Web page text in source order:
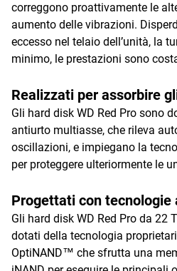
correggono proattivamente le
aumento delle vibrazioni.
eccesso nel telaio dell’unità, la
minimo, le prestazioni sono
Realizzati per assorbire
Gli hard disk WD Red Pro sono
antiurto multiasse, che rileva
oscillazioni, e impiegano la
per proteggere ulteriormente le
Progettati con tecnologie
Gli hard disk WD Red Pro da 22
dotati della tecnologia
OptiNAND™ che sfrutta una